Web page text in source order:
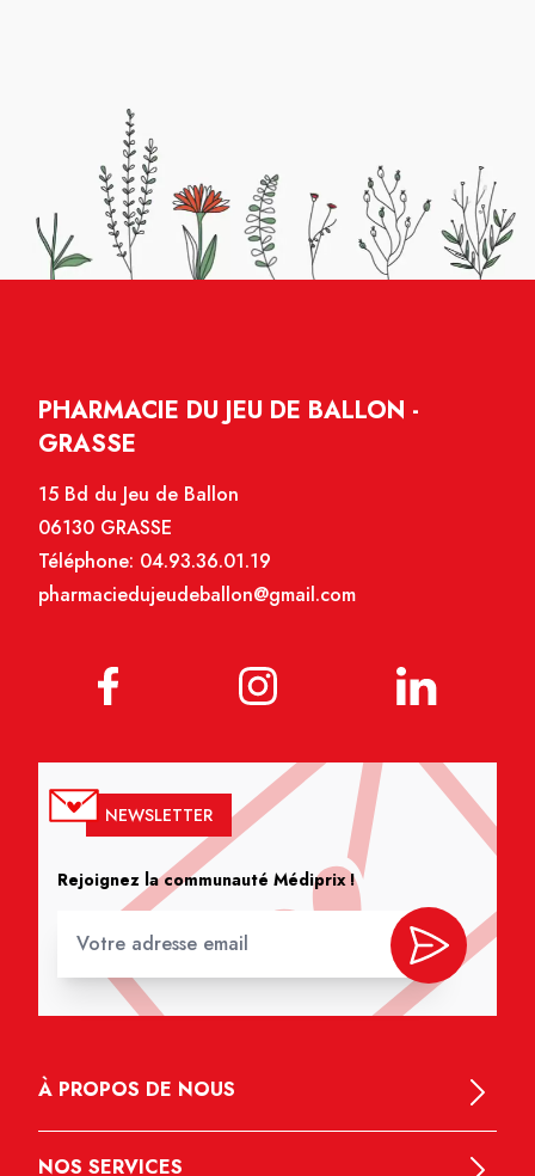
PHARMACIE DU JEU DE BALLON -
GRASSE
15 Bd du Jeu de Ballon
06130 GRASSE
Téléphone: 04.93.36.01.19
pharmaciedujeudeballon@gmail.com
NEWSLETTER
Rejoignez la communauté Médiprix !
À PROPOS DE NOUS
NOS SERVICES